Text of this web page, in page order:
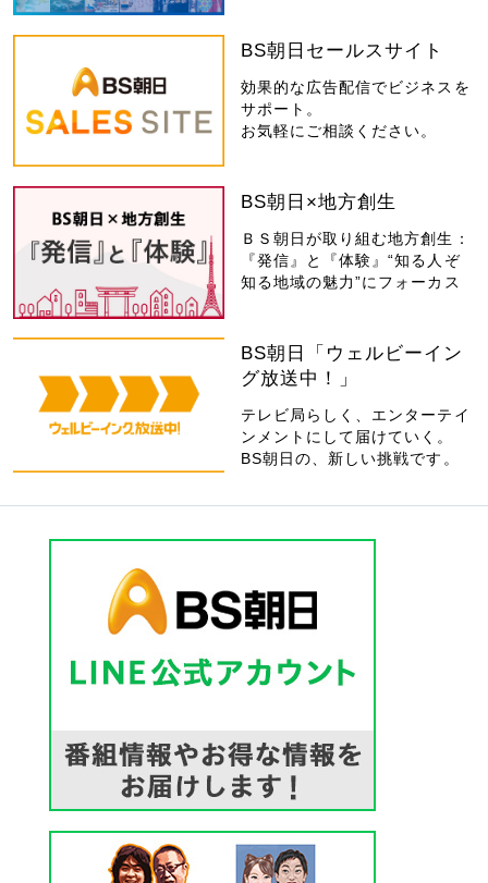
BS朝日セールスサイト
効果的な広告配信でビジネスを
サポート。
お気軽にご相談ください。
BS朝日×地方創生
ＢＳ朝日が取り組む地方創生：
『発信』と『体験』“知る人ぞ
知る地域の魅力”にフォーカス
BS朝日「ウェルビーイン
グ放送中！」
テレビ局らしく、エンターテイ
ンメントにして届けていく。
BS朝日の、新しい挑戦です。